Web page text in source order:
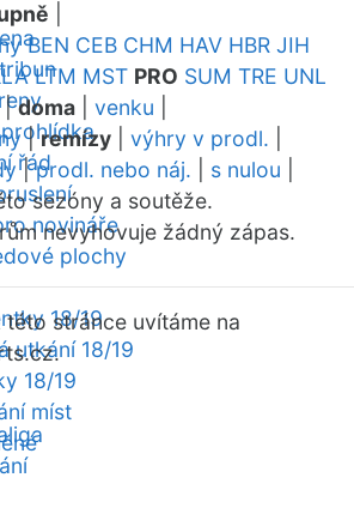
řád
novináře
plochy
18/19
utkání 18/19
18/19
míst
BEN CEB CHM HAV HBR JIH
LTM MST PRO SUM TRE UNL
|doma venku
|remízy výhry v prodl.
|prodl. nebo náj. s nulou
sezóny a soutěže.
nevyhovuje žádný zápas.
stránce uvítáme na